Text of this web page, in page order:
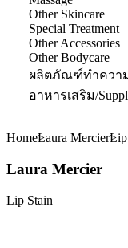
Other Skincare
Special Treatment
Other Accessories
Other Bodycare
ผลิตภัณฑ์ทำควา
อาหารเสริม/
HomeLaura MercierLip
Laura Mercier
Lip Stain